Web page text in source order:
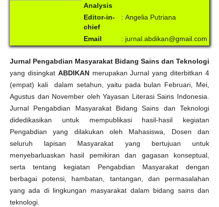
Analysis
Editor-in-
chief
: Angelia Putriana
Email : jurnal.abdikan@gmail.com
Jurnal Pengabdian Masyarakat Bidang Sains dan Teknologi
yang disingkat ABDIKANmerupakan Jurnal yang diterbitkan 4
(empat) kali dalam setahun, yaitu pada bulan Februari, Mei,
Agustus dan November oleh Yayasan Literasi Sains Indonesia.
Jurnal Pengabdian Masyarakat Bidang Sains dan Teknologi
didedikasikan untuk mempublikasi hasil-hasil kegiatan
Pengabdian yang dilakukan oleh Mahasiswa, Dosen dan
seluruh lapisan Masyarakat yang bertujuan untuk
menyebarluaskan hasil pemikiran dan gagasan konseptual,
serta tentang kegiatan Pengabdian Masyarakat dengan
berbagai potensi, hambatan, tantangan, dan permasalahan
yang ada di lingkungan masyarakat dalam bidang sains dan
teknologi.